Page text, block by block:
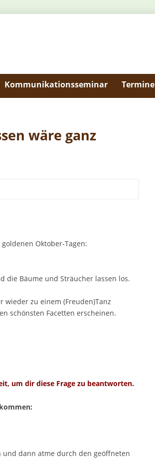
Kommunikationsseminar Termine
wäre ganz
Oktober-Tagen:
die Bäume und Sträucher lassen los.
zu einem (Freuden)Tanz
schönsten Facetten erscheinen.
um dir diese Frage zu beantworten.
dann atme durch den geöffneten